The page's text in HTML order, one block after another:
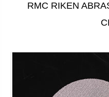
RMC RIKEN